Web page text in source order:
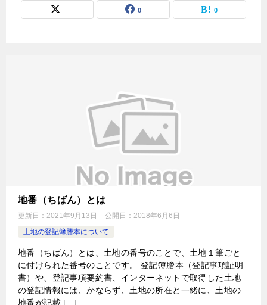
0 0
地番（ちばん）とは
更新日： 2021年9月13日 公開日： 2018年6月6日
土地の登記簿謄本について
地番（ちばん）とは、土地の番号のことで、土地１筆ごと
に付けられた番号のことです。 登記簿謄本（登記事項証明
書）や、登記事項要約書、インターネットで取得した土地
の登記情報には、かならず、土地の所在と一緒に、土地の
地番が記載 […]